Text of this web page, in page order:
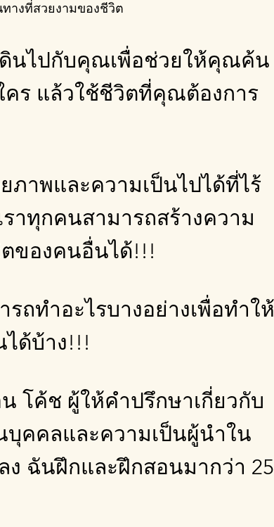
างที่สวยงามของชีวิต
นไปกับคุณเพื่อช่วยให้คุณค้น
ร แล้วใช้ชีวิตที่คุณต้องการ
ภาพและความเป็นไปได้ที่ไร้
าทุกคนสามารถสร้างความ
ของคนอื่นได้!!!
รถทำอะไรบางอย่างเพื่อทำให้
ด้บ้าง!!!
โค้ช ผู้ให้คำปรึกษาเกี่ยวกับ
บุคคลและความเป็นผู้นำใน
ง ฉันฝึกและฝึกสอนมากว่า 25